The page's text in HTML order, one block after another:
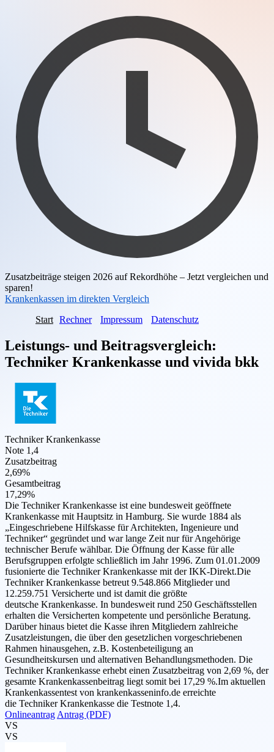
Zusatzbeiträge steigen 2026 auf Rekordhöhe – Jetzt vergleichen und
sparen!
Krankenkassen im direkten Vergleich
Start Rechner Impressum Datenschutz
Leistungs- und Beitragsvergleich:
Techniker Krankenkasse und vivida bkk
Techniker Krankenkasse
Note 1,4
Zusatzbeitrag
2,69%
Gesamtbeitrag
17,29%
Die Techniker Krankenkasse ist eine bundesweit geöffnete
Krankenkasse mit Hauptsitz in Hamburg. Sie wurde 1884 als
„Eingeschriebene Hilfskasse für Architekten, Ingenieure und
Techniker“ gegründet und war lange Zeit nur für Angehörige
technischer Berufe wählbar. Die Öffnung der Kasse für alle
Berufsgruppen erfolgte schließlich im Jahr 1996. Zum 01.01.2009
fusionierte die Techniker Krankenkasse mit der IKK-Direkt.Die
Techniker Krankenkasse betreut 9.548.866 Mitglieder und
12.259.751 Versicherte und ist damit die größte
deutsche Krankenkasse. In bundesweit rund 250 Geschäftsstellen
erhalten die Versicherten kompetente und persönliche Beratung.
Darüber hinaus bietet die Kasse ihren Mitgliedern zahlreiche
Zusatzleistungen, die über den gesetzlichen vorgeschriebenen
Rahmen hinausgehen, z.B. Kostenbeteiligung an
Gesundheitskursen und alternativen Behandlungsmethoden. Die
Techniker Krankenkasse erhebt einen Zusatzbeitrag von 2,69 %, der
gesamte Krankenkassenbeitrag liegt somit bei 17,29 %.Im aktuellen
Krankenkassentest von krankenkasseninfo.de erreichte
die Techniker Krankenkasse die Testnote 1,4.
Onlineantrag Antrag (PDF)
VS
VS